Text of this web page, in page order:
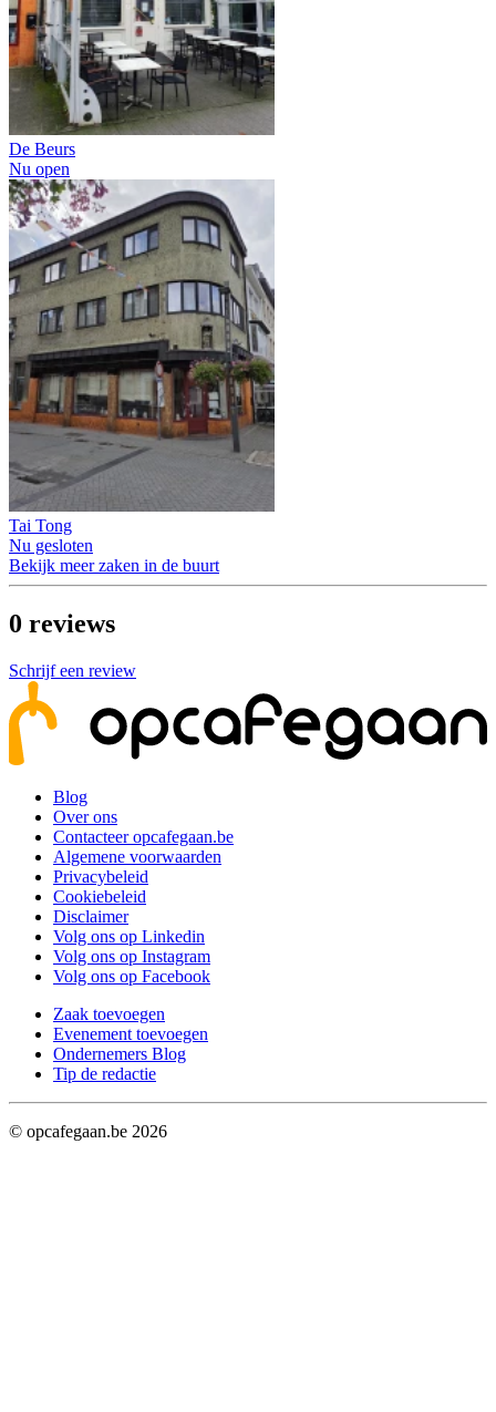
De Beurs
Nu open
Tai Tong
Nu gesloten
Bekijk meer zaken in de buurt
0 reviews
Schrijf een review
Blog
Over ons
Contacteer opcafegaan.be
Algemene voorwaarden
Privacybeleid
Cookiebeleid
Disclaimer
Volg ons op Linkedin
Volg ons op Instagram
Volg ons op Facebook
Zaak toevoegen
Evenement toevoegen
Ondernemers Blog
Tip de redactie
© opcafegaan.be 2026